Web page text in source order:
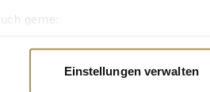
gerne:
Daten verarbeitet
Einstellungen verwalten